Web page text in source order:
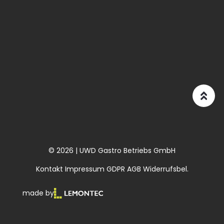
© 2026 | UWD Gastro Betriebs GmbH
Kontakt Impressum GDPR AGB Widerrufsbel.
made by